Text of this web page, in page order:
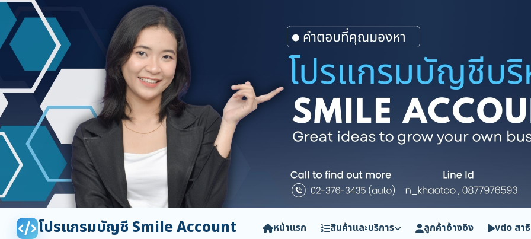
โปรแกรมบัญชี Smile Account หน้าแรก สินค้าและบริการ ลูกค้าอ้างอิง vdo สา